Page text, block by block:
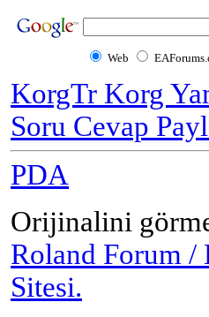
Web
KorgTr Korg
Soru Cevap
PDA
Orijinalini
Roland Forum /
Sitesi.